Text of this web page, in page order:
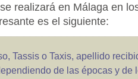
realizará en Málaga en
es el siguiente:
Tassis o Taxis, apellido
de las épocas y de